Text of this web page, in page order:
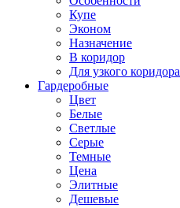
Купе
Эконом
Назначение
В коридор
Для узкого коридора
Гардеробные
Цвет
Белые
Светлые
Серые
Темные
Цена
Элитные
Дешевые